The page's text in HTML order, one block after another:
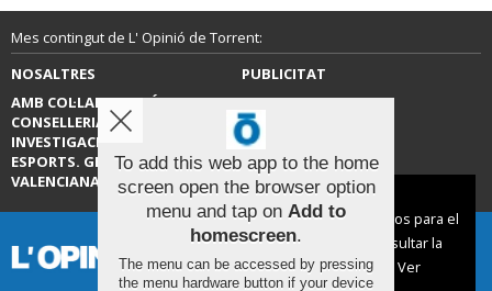
Mes contingut de L' Opinió de Torrent:
NOSALTRES
PUBLICITAT
AMB COL·LABORACIÓ DE LA
CONSELLERIA D’EDUCACIÓ,
INVESTIGACIÓ, CULTURA I
ESPORTS. GENERALITAT
VALENCIANA.
CONTACTE
To add this web app to the home
screen open the browser option
menu and tap on Add to
homescreen.
The menu can be accessed by pressing
the menu hardware button if your device
Aviso sobre el Uso de cookies:
Utilizamos cookies nuestras y de terceros para el
funcionamiento del digital. Puedes consultar la
lista de cookies y como desconectarlas.
Ver